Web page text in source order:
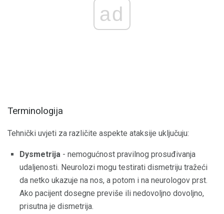
ad
Terminologija
Tehnički uvjeti za različite aspekte ataksije uključuju:
Dysmetrija - nemogućnost pravilnog prosuđivanja
udaljenosti. Neurolozi mogu testirati dismetriju tražeći
da netko ukazuje na nos, a potom i na neurologov prst.
Ako pacijent dosegne previše ili nedovoljno dovoljno,
prisutna je dismetrija.